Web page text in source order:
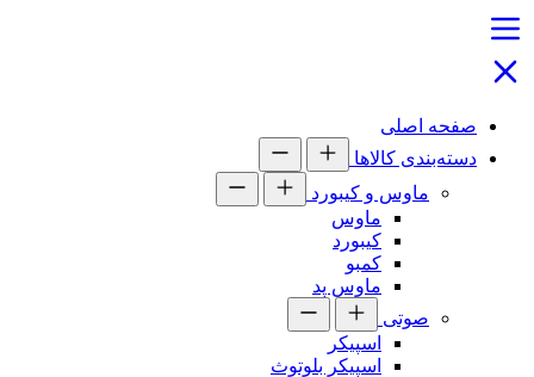
صفحه اصلی
دسته‌بندی کالاها
ماوس و کیبورد
ماوس
کیبورد
کمبو
ماوس پد
صوتی
اسپیکر
اسپیکر بلوتوث